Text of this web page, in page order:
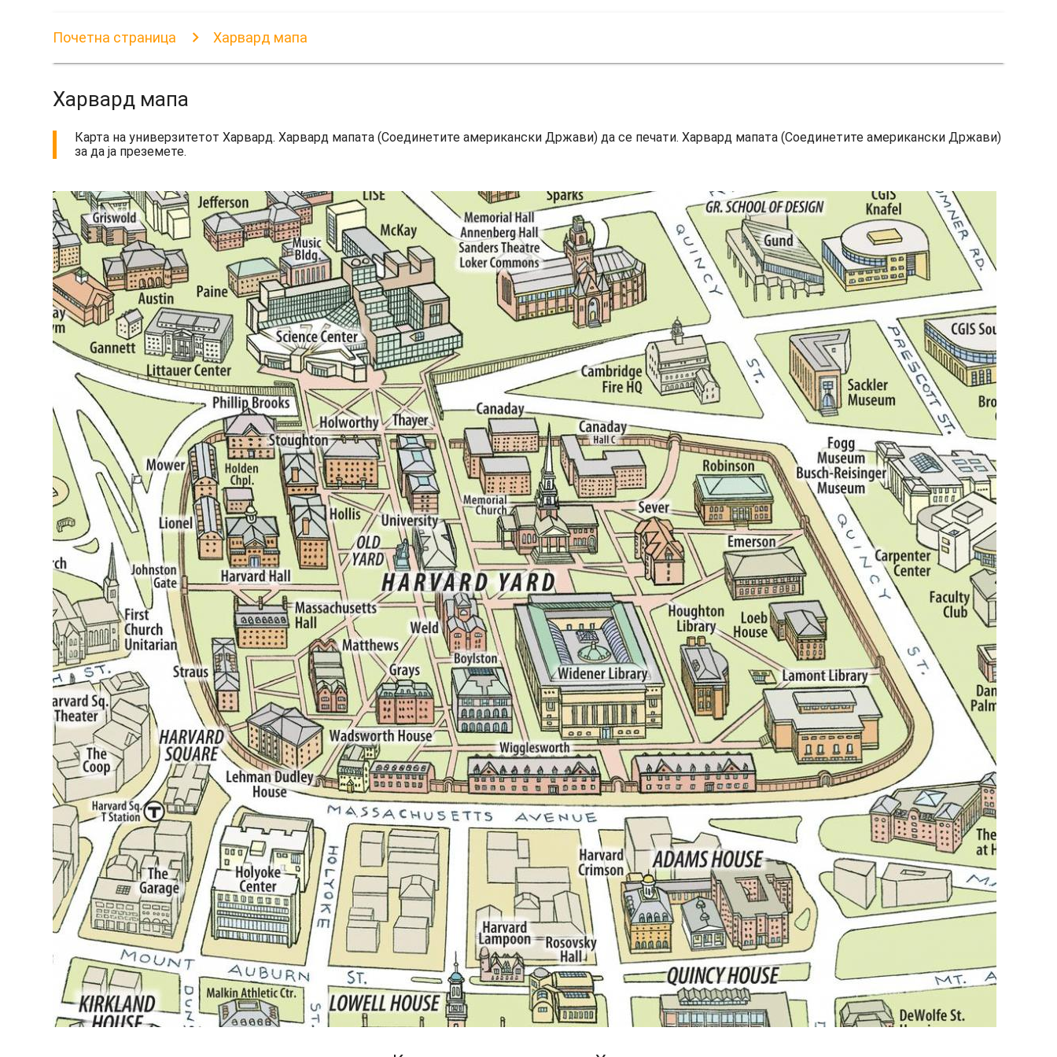
Почетна страница Харвард мапа
Харвард мапа
Карта на универзитетот Харвард. Харвард мапата (Соединетите американски Држави) да се печати. Харвард мапата (Соединетите американски Држави)
за да ја преземете.